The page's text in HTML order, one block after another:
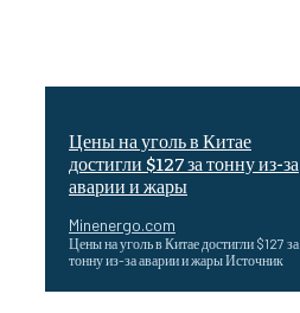
Цены на уголь в Китае
достигли $127 за тонну из-за
аварии и жары
Minenergo.com
Цены на уголь в Китае достигли $127 за
тонну из-за аварии и жары Источник